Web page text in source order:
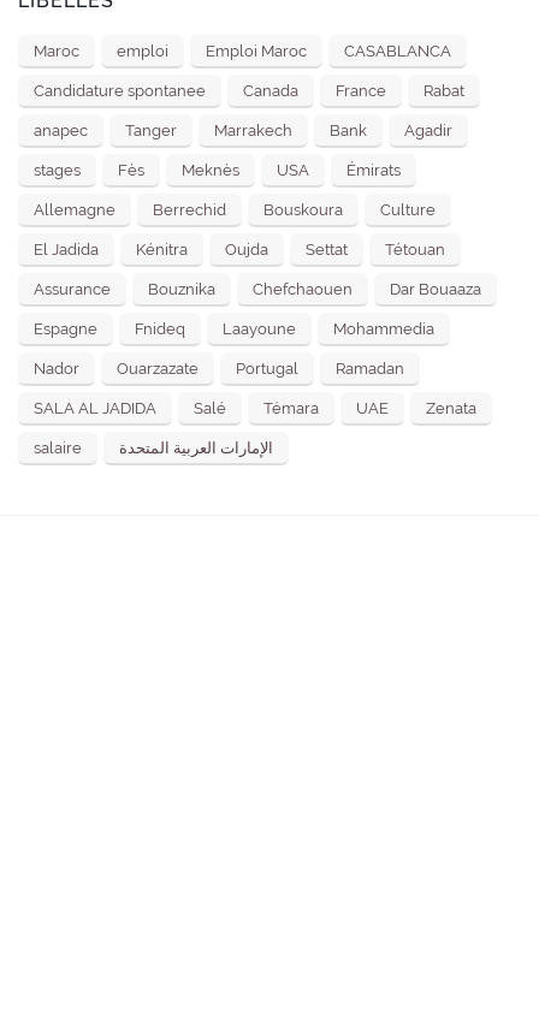
Maroc emploi Emploi Maroc CASABLANCA
Candidature spontanee Canada France Rabat
anapec Tanger Marrakech Bank Agadir
stages Fès Meknès USA Émirats
Allemagne Berrechid Bouskoura Culture
El Jadida Kénitra Oujda Settat Tétouan
Assurance Bouznika Chefchaouen Dar Bouaaza
Espagne Fnideq Laayoune Mohammedia
Nador Ouarzazate Portugal Ramadan
SALA AL JADIDA Salé Témara UAE Zenata
salaire الإمارات العربية المتحدة